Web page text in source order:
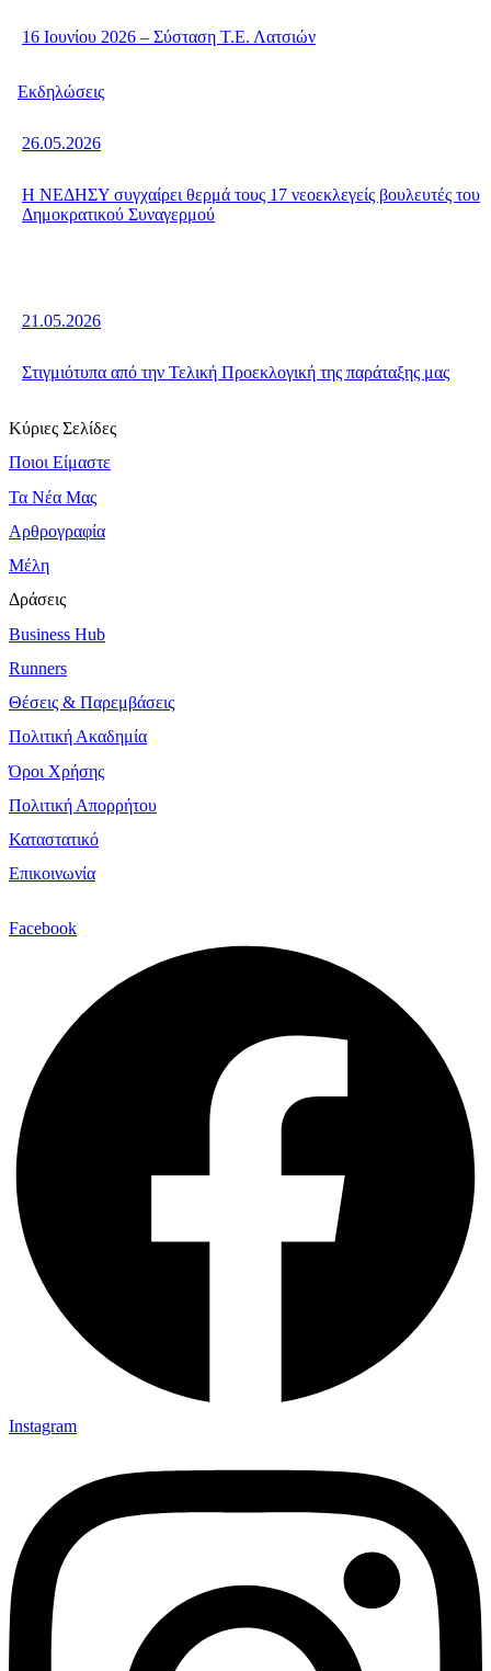
16 Ιουνίου 2026 – Σύσταση Τ.Ε. Λατσιών
26.05.2026
Η ΝΕΔΗΣΥ συγχαίρει θερμά τους 17 νεοεκλεγείς βουλευτές του
Δημοκρατικού Συναγερμού
Εκδηλώσεις
21.05.2026
Στιγμιότυπα από την Τελική Προεκλογική της παράταξης μας
Κύριες Σελίδες
Ποιοι Είμαστε
Τα Νέα Μας
Αρθρογραφία
Μέλη
Δράσεις
Business Hub
Runners
Θέσεις & Παρεμβάσεις
Πολιτική Ακαδημία
Όροι Χρήσης
Πολιτική Απορρήτου
Καταστατικό
Επικοινωνία
Facebook
Instagram